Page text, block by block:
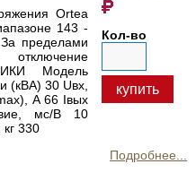
Кол-во
купить
Ortea
143 -
пределами
Модель
(кВА) 30 Uвх,
А 66 Iвых
мс/В 10
330
Подробнее...